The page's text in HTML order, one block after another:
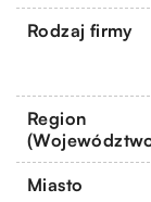
Rodzaj firmy
Region
Miasto